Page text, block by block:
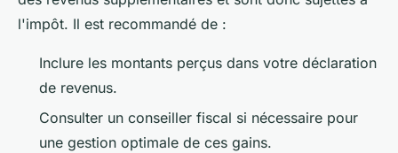
l'impôt. Il est recommandé de :
Inclure les montants perçus dans votre déclaration
de revenus.
Consulter un conseiller fiscal si nécessaire pour
une gestion optimale de ces gains.